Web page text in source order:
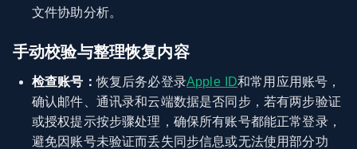
文件协助分析。
手动校验与整理恢复内容
检查账号：恢复后务必登录Apple ID和常用应用账号，
确认邮件、通讯录和云端数据是否同步，若有两步验证
或授权提示按步骤处理，确保所有账号都能正常登录，
避免因账号未验证而丢失同步信息或无法使用部分功